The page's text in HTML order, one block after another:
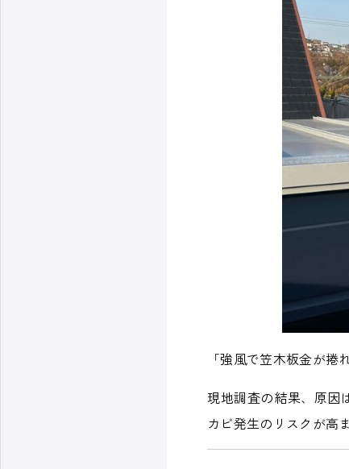
「強風で笠木板金が捲
現地調査の結果、原因
カビ発生のリスクが高